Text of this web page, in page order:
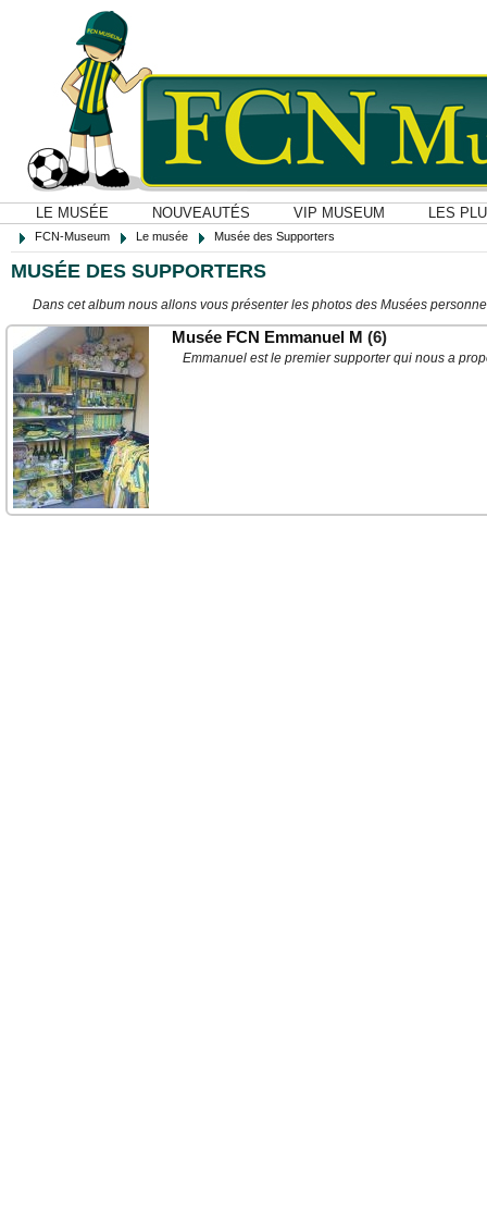
LE MUSÉE NOUVEAUTÉS VIP MUSEUM LES
FCN-Museum Le musée Musée des Supporters
MUSÉE DES SUPPORTERS
Dans cet album nous allons vous présenter les photos des Musées
Musée FCN Emmanuel M (6)
Emmanuel est le premier supporter qui nous a